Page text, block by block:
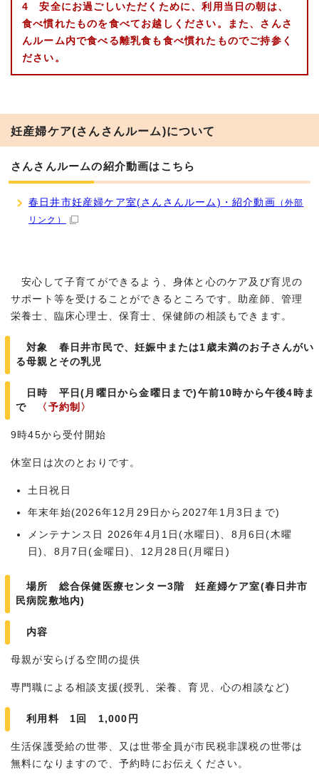
4 安全にお過ごしいただくために、利用当日の朝は、
食べ慣れたものを食べてお越しください。また、さんさ
んルーム内で食べる離乳食も食べ慣れたものでご持参く
ださい。
妊産婦ケア(さんさんルーム)について
さんさんルームの紹介動画はこちら
春日井市妊産婦ケア室(さんさんルーム)・紹介動画
（外部
リンク）
安心して子育てができるよう、身体と心のケア及び育児の
サポート等を受けることができるところです。助産師、管理
栄養士、臨床心理士、保育士、保健師の相談もできます。
対象 春日井市民で、妊娠中または1歳未満のお子さんがい
る母親とその乳児
日時 平日(月曜日から金曜日まで)午前10時から午後4時ま
で
〈予約制〉
9時45から受付開始
休室日は次のとおりです。
土日祝日
年末年始(2026年12月29日から2027年1月3日まで)
メンテナンス日 2026年4月1日(水曜日)、8月6日(木曜
日)、8月7日(金曜日)、12月28日(月曜日)
場所 総合保健医療センター3階 妊産婦ケア室(春日井市
民病院敷地内)
内容
母親が安らげる空間の提供
専門職による相談支援(授乳、栄養、育児、心の相談など)
利用料 1回 1,000円
生活保護受給の世帯、又は世帯全員が市民税非課税の世帯は
無料になりますので、予約時にお伝えください。